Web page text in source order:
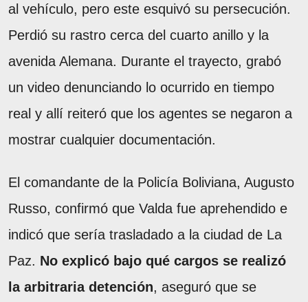
al vehículo, pero este esquivó su persecución.
Perdió su rastro cerca del cuarto anillo y la
avenida Alemana. Durante el trayecto, grabó
un video denunciando lo ocurrido en tiempo
real y allí reiteró que los agentes se negaron a
mostrar cualquier documentación.
El comandante de la Policía Boliviana, Augusto
Russo, confirmó que Valda fue aprehendido e
indicó que sería trasladado a la ciudad de La
Paz. No explicó bajo qué cargos se realizó
la arbitraria detención, aseguró que se